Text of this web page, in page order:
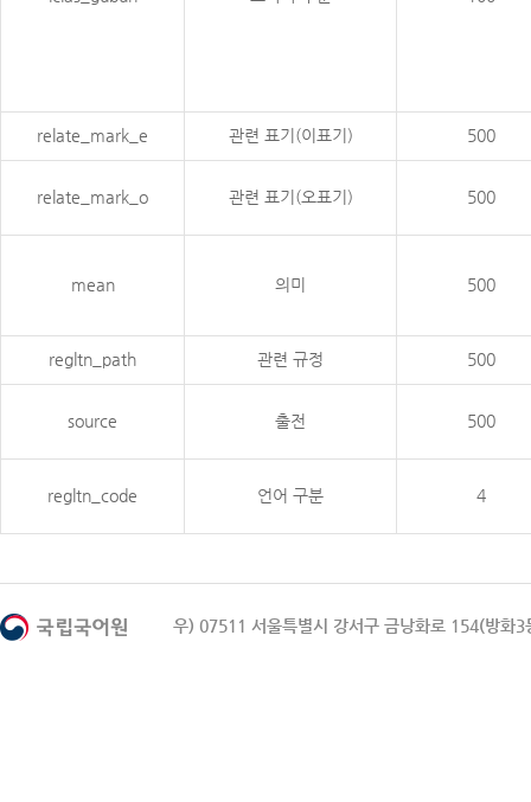
relate_mark_e 관련 표기(이표기) 500
relate_mark_o 관련 표기(오표기) 500
mean 의미 500
regltn_path 관련 규정 500
source 출전 500
regltn_code 언어 구분 4
우) 07511 서울특별시 강서구 금낭화로 154(방화3